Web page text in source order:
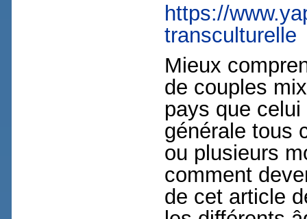
https://
transculturelle
Mieux
de couples
pays que celui
générale tous
ou plusieurs
comment
de cet article